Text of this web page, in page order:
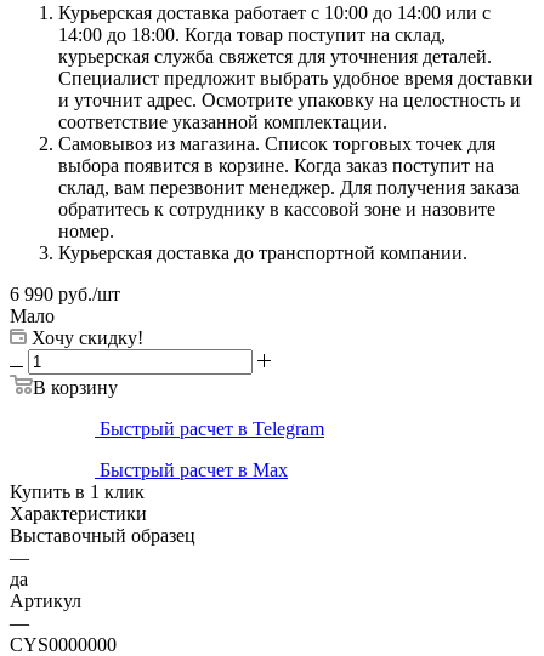
Курьерская доставка работает с 10:00 до 14:00 или с
14:00 до 18:00. Когда товар поступит на склад,
курьерская служба свяжется для уточнения деталей.
Специалист предложит выбрать удобное время доставки
и уточнит адрес. Осмотрите упаковку на целостность и
соответствие указанной комплектации.
Самовывоз из магазина. Список торговых точек для
выбора появится в корзине. Когда заказ поступит на
склад, вам перезвонит менеджер. Для получения заказа
обратитесь к сотруднику в кассовой зоне и назовите
номер.
Курьерская доставка до транспортной компании.
6 990 руб./шт
Мало
Хочу скидку!
В корзину
Быстрый расчет в Telegram
Быстрый расчет в Max
Купить в 1 клик
Характеристики
Выставочный образец
—
да
Артикул
—
CYS0000000